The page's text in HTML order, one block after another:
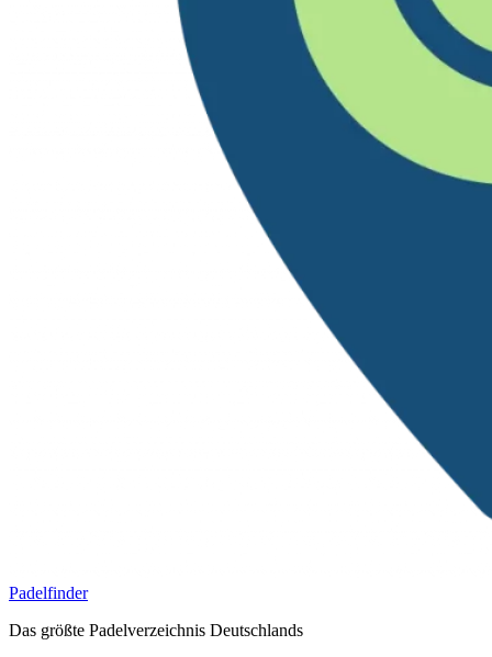
Padelfinder
Das größte Padelverzeichnis Deutschlands